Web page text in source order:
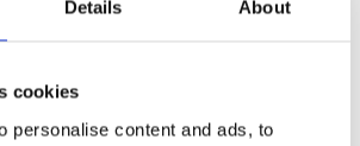
Details About
cookies
personalise content and ads, to
Knappast